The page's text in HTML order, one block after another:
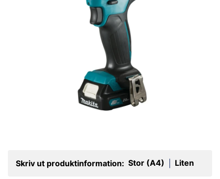
Skriv ut produktinformation: Stor (A4) Liten